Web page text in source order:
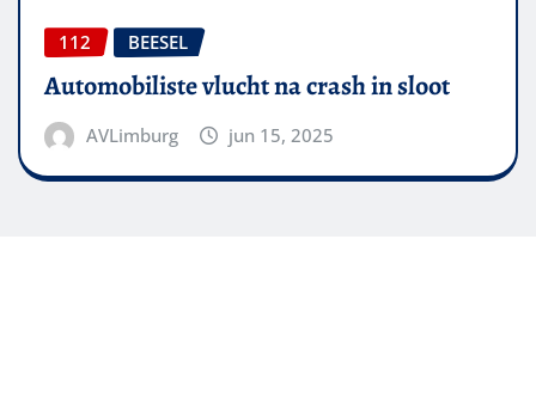
112 BEESEL
Automobiliste vlucht na crash in sloot
AVLimburg jun 15, 2025